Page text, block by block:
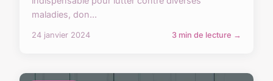
maladies, don...
24 janvier 2024 3 min de lecture →